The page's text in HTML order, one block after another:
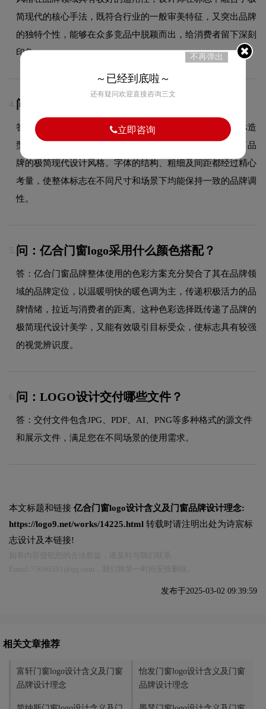
简现代的核心手法，既符合行业的一般审美特征，又突出品牌
的独特个性，能够在众多竞品中脱颖而出，给消费者留下深刻
印象。
4. 问：亿合门窗logo使用的是什么字体？
答：亿合门窗品牌标志采用的是极简无装饰字体设计，字体造
型与品牌形象高度契合，在确保良好阅读性的同时，彰显了品
牌的极简现代设计风格。字体的结构、粗细及间距都经过精心
考量，使整体标志在不同尺寸和场景下均能保持一致的品牌调
性。
5. 问：亿合门窗logo采用什么颜色搭配？
答：亿合门窗品牌整体使用的色彩方案充分契合了其在品牌领
域的品牌定位，以温暖明快的暖色调为主，传递积极活力的品
牌情绪，拉近与消费者的距离。这种色彩选择既传递了品牌的
极简现代设计美学，又能有效吸引目标受众，使标志具有较强
的视觉辨识度。
6. 问：LOGO设计交付哪些文件？
答：交付文件包含JPG、PDF、AI、PNG等多种格式的源文件
和展示文件，满足您在不同场景的使用需求。
本文标题和链接 亿合门窗logo设计含义及门窗品牌设计理念:
https://logo9.net/works/14225.html 转载时请注明出处为诗宸标
志设计及本链接!
发布于2025-03-02 09:39:59
相关文章推荐
富轩门窗logo设计含义及门窗
品牌设计理念
怡发门窗logo设计含义及门窗
品牌设计理念
不再弹出
～已经到底啦～
还有疑问欢迎直接咨询三文
立即咨询